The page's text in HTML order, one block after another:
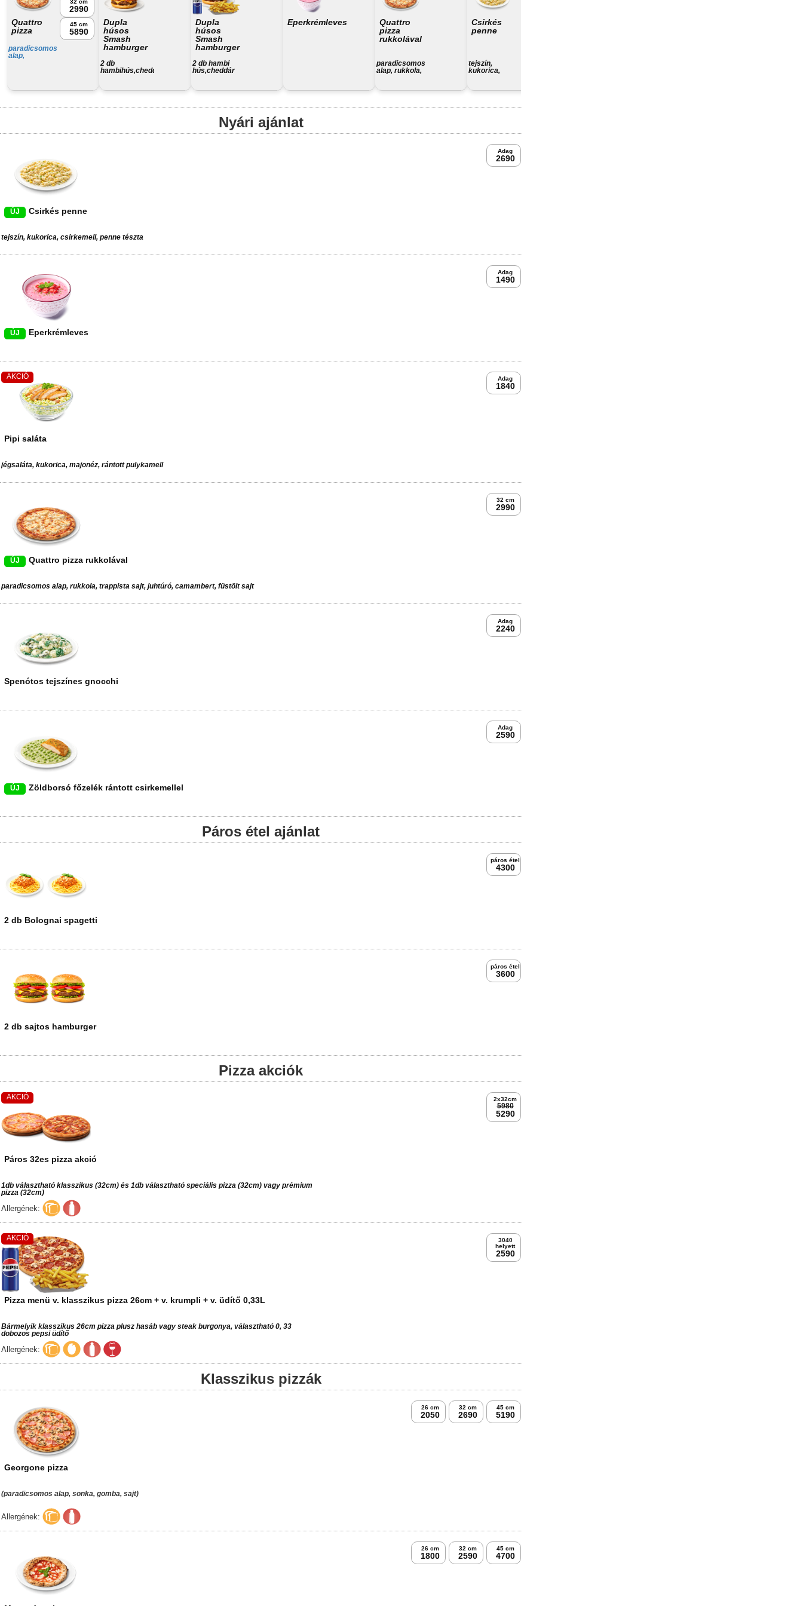
Quattro
pizza
paradicsomos
alap,
32 cm
2990
45 cm
5890
Dupla
húsos
Smash
hamburger
2 db
hambihús,cheddár
Dupla
húsos
Smash
hamburger
2 db hambi
hús,cheddár
választható
Eperkrémleves
Quattro
pizza
rukkolával
paradicsomos
alap, rukkola,
camambert,
Csirkés
penne
tejszín,
kukorica,
Nyári ajánlat
ÚJ Csirkés penne
tejszín, kukorica, csirkemell, penne tészta
Adag
2690
ÚJ Eperkrémleves
Adag
1490
AKCIÓ
Pipi saláta
jégsaláta, kukorica, majonéz, rántott pulykamell
Adag
1840
ÚJ Quattro pizza rukkolával
paradicsomos alap, rukkola, trappista sajt, juhtúró, camambert, füstölt sajt
32 cm
2990
Spenótos tejszínes gnocchi
Adag
2240
ÚJ Zöldborsó főzelék rántott csirkemellel
Adag
2590
Páros étel ajánlat
2 db Bolognai spagetti
páros étel
4300
2 db sajtos hamburger
páros étel
3600
Pizza akciók
AKCIÓ
Páros 32es pizza akció
1db választható klasszikus (32cm) és 1db választható speciális pizza (32cm) vagy prémium
pizza (32cm)
Allergének:
2x32cm
5980
5290
AKCIÓ
Pizza menü v. klasszikus pizza 26cm + v. krumpli + v. üdítő 0,33L
Bármelyik klasszikus 26cm pizza plusz hasáb vagy steak burgonya, választható 0, 33
dobozos pepsi üdítő
Allergének:
3040
helyett
2590
Klasszikus pizzák
Georgone pizza
(paradicsomos alap, sonka, gomba, sajt)
Allergének:
26 cm
2050
32 cm
2690
45 cm
5190
26 cm
1800
32 cm
2590
45 cm
4700